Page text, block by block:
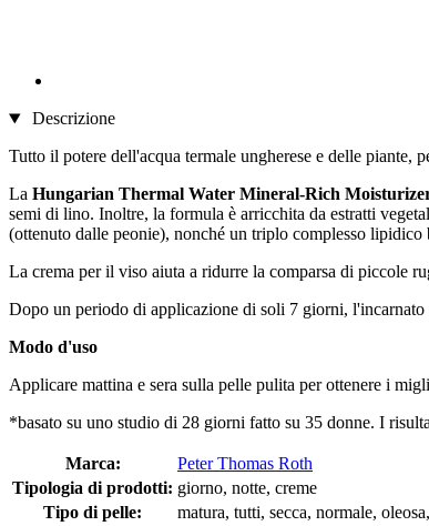
Descrizione
Tutto il potere dell'acqua termale ungherese e delle piante,
La Hungarian Thermal Water Mineral-Rich
semi di lino. Inoltre, la formula è arricchita da estratti
(ottenuto dalle peonie), nonché un triplo complesso lipidico
La crema per il viso aiuta a ridurre la comparsa di piccole
Dopo un periodo di applicazione di soli 7 giorni,
Modo d'uso
Applicare mattina e sera sulla pelle pulita per ottenere i
*basato su uno studio di 28 giorni fatto su 35 donne. I
Marca:
Peter Thomas Roth
Tipologia di prodotti: giorno, notte, creme
Tipo di pelle:
matura, tutti, secca, normale,